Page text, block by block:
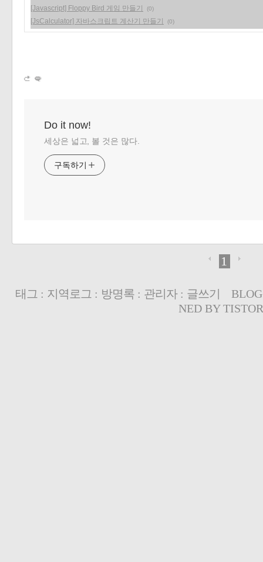
[Javascript] Floppy Bird 게임 만들기 (0)
[JsCalculator] 자바스크립트 계산기 만들기 (0)
Do it now!
세상은 넓고, 볼 것은 많다.
구독하기
1
태그 : 지역로그 : 방명록: 관리자: 글쓰기
NED BY